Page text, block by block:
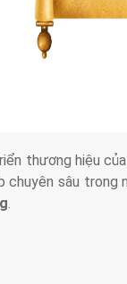
thương hiệu
sâu trong